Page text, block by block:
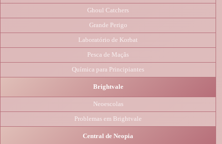
Ghoul Catchers
Grande Perigo
Laboratório de Korbat
Pesca de Maçãs
Química para Principiantes
Brightvale
Neoescolas
Problemas em Brightvale
Central de Neopia